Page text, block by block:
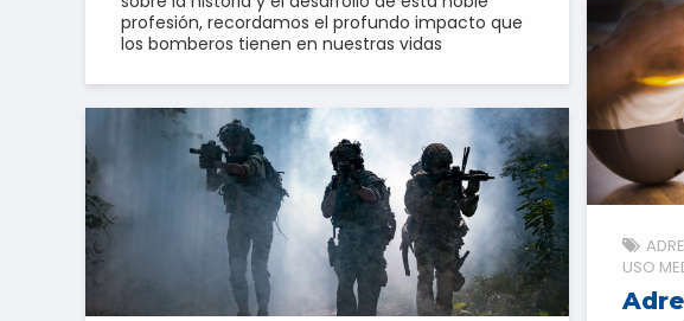
profesión, recordamos el profundo impacto que
los bomberos tienen en nuestras vidas
USO